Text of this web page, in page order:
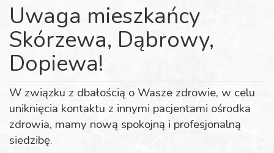
Uwaga mieszkańcy
Skórzewa, Dąbrowy,
Dopiewa!
W związku z dbałością o Wasze zdrowie, w celu
uniknięcia kontaktu z innymi pacjentami ośrodka
zdrowia, mamy nową spokojną i profesjonalną
siedzibę.